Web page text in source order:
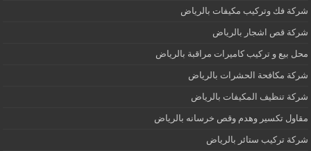
شركة فك وتركيب مكيفات بالرياض
شركة قص اشجار بالرياض
محل بيع و تركيب كاميرات مراقبة بالرياض
شركة مكافحة الحشرات بالرياض
شركة تنظيف المكيفات بالرياض
مقاول تكسير وهدم وقص خرسانه بالرياض
شركة تركيب ستائر بالرياض